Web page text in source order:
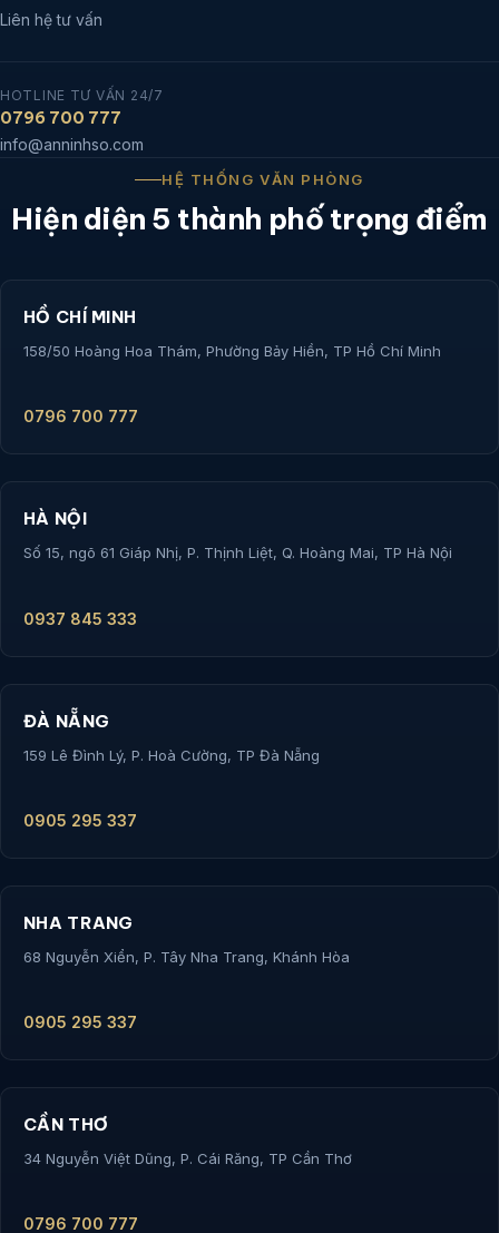
Liên hệ tư vấn
HOTLINE TƯ VẤN 24/7
0796 700 777
info@anninhso.com
HỆ THỐNG VĂN PHÒNG
Hiện diện 5 thành phố trọng điểm
HỒ CHÍ MINH
158/50 Hoàng Hoa Thám, Phường Bảy Hiền, TP Hồ Chí Minh
0796 700 777
HÀ NỘI
Số 15, ngõ 61 Giáp Nhị, P. Thịnh Liệt, Q. Hoàng Mai, TP Hà Nội
0937 845 333
ĐÀ NẴNG
159 Lê Đình Lý, P. Hoà Cường, TP Đà Nẵng
0905 295 337
NHA TRANG
68 Nguyễn Xiển, P. Tây Nha Trang, Khánh Hòa
0905 295 337
CẦN THƠ
34 Nguyễn Việt Dũng, P. Cái Răng, TP Cần Thơ
0796 700 777